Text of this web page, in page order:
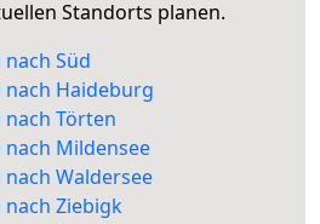
Standorts planen.
Süd
Haideburg
Törten
Mildensee
Waldersee
Ziebigk